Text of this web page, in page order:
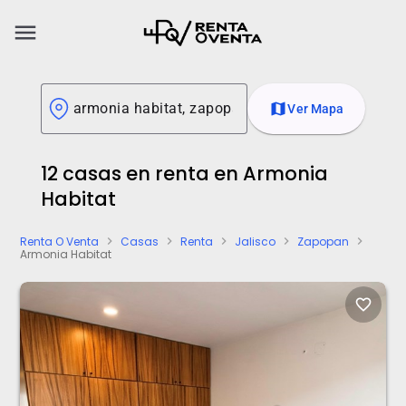
menu
mapVer Mapa
12 casas en renta en Armonia
Habitat
Renta O Venta chevron_right Casas chevron_right Renta chevron_right Jalisco chevron_right Zapopan chevron_right
Armonia Habitat
favorite_border